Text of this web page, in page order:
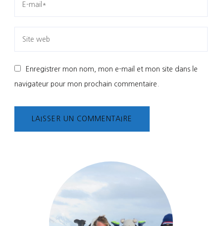
Enregistrer mon nom, mon e-mail et mon site dans le
navigateur pour mon prochain commentaire.